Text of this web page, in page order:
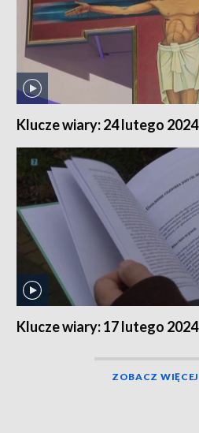
Klucze wiary: 24 lutego 2024
Klucze wiary: 17 lutego 2024
ZOBACZ WIĘCEJ